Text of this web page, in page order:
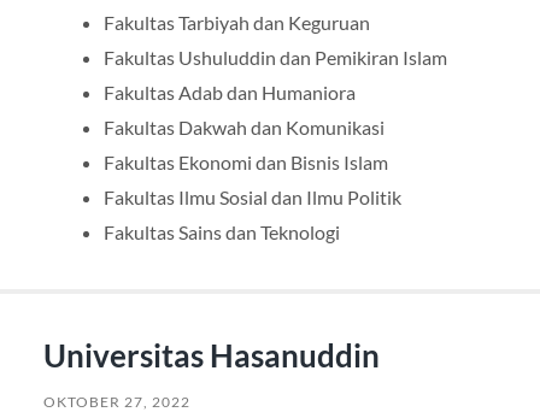
Fakultas Tarbiyah dan Keguruan
Fakultas Ushuluddin dan Pemikiran Islam
Fakultas Adab dan Humaniora
Fakultas Dakwah dan Komunikasi
Fakultas Ekonomi dan Bisnis Islam
Fakultas Ilmu Sosial dan Ilmu Politik
Fakultas Sains dan Teknologi
Universitas Hasanuddin
OKTOBER 27, 2022